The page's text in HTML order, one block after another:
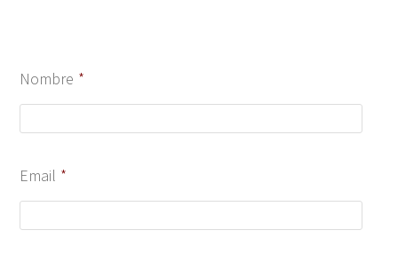
Nombre *
Email *